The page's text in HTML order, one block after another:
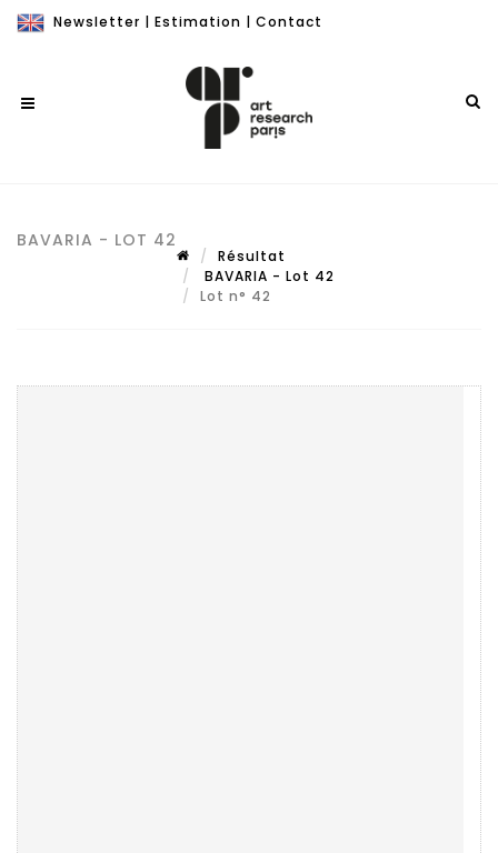
Newsletter | Estimation | Contact
BAVARIA - LOT 42
Résultat
BAVARIA - Lot 42
Lot n° 42